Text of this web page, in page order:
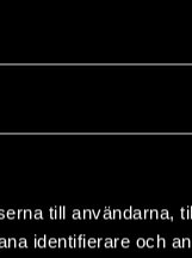
till användarna,
identifierare och